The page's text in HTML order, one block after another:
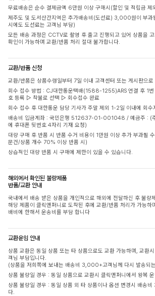
무료배송은 순수 결제금액 6만원 이상 구매시(할인 및 적립금 제
제주도 및 도서산간지역은 추가배송비(도선료) 3,000원이 부과
시에도 도선료는 고객님 부담)
모든 배송 과정은 CCTV로 촬영 후 출고 진행되고 있어 상품을
확인이 가능하며 교환/반품 처리 절대 불가합니다.
교환/반품 신청
교환/반품은 상품수령일부터 7일 이내 고객센터 또는 게시판으로
회수 접수 방법 : CJ대한통운택배(1588-1255)ARS 연결 후 1
호 등록 ▷ 착불로 선택 ▷ 회수접수 완료
회수 접수 후 대한통운 담당 기사가 주말 제외 1-2일 이내에 회수
배송비 입금계좌 : 국민은행 512637-01-001048 / 예금주 : (
에 휴대폰 뒷번호 4자리 기재 요청)
대량 구매 후 반품 시 반품 수거 비용이 1만원 이상 추가 부과될
문건/상품 개수 70% 이상 반품 시)
상습적인 대량 반품 시 구매에 제한이 있을 수 있습니다.
해외에서 확인된 불량제품
반품/교환 안내
국내에서 배송 받은 상품을 개인적으로 해외에 전달하신 후 불량
해당 제품이 클릭앤퍼니로 도착된 후에 교환/반품 처리가 가능하
배비에 한해서 운송비를 부담 합니다
교환운임 안내
상품 교환은 동일 상품 또는 타 상품으로도 교환 가능하며, 교
객님 부담입니다.
(상품을 저희쪽에 보내는 배송비 3,000+고객님께 다시 발송
상품 불량일 경우 : 동일 상품으로 교환시 클릭앤퍼니에서 왕복
상품 불량일 경우 : 동일 상품 외 타 상품이나 옵션 변경시 배송
다.